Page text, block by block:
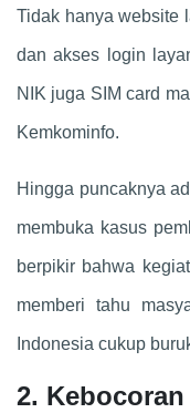
Tidak hanya website
dan akses login
NIK juga SIM card
Kemkominfo.
Hingga puncaknya
membuka kasus
berpikir bahwa
memberi tahu
Indonesia cukup
2.